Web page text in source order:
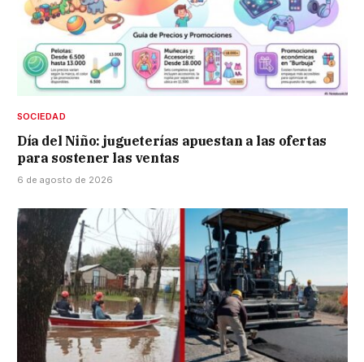
SOCIEDAD
Día del Niño: jugueterías apuestan a las ofertas
para sostener las ventas
6 de agosto de 2026